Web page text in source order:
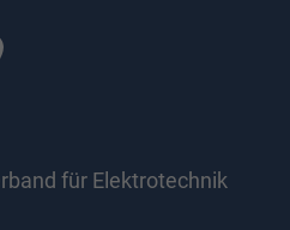
für Elektrotechnik